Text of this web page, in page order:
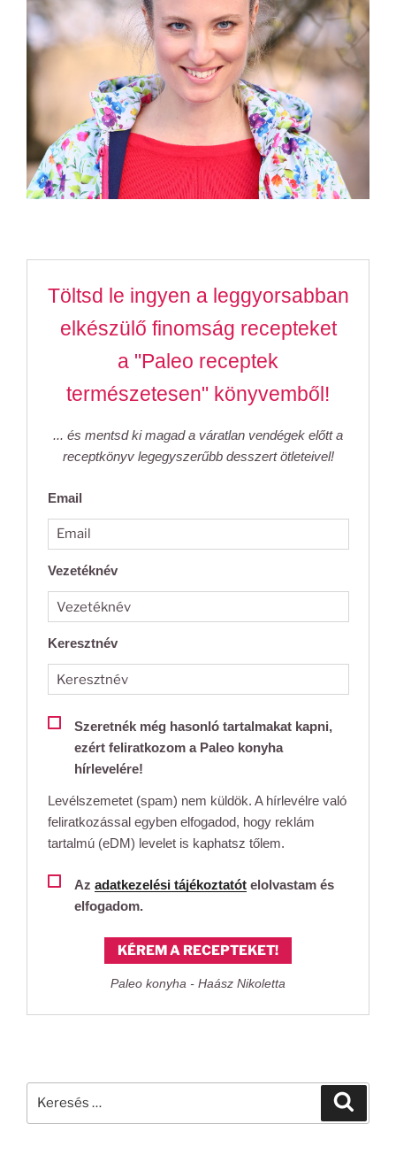
Töltsd le ingyen a leggyorsabban
elkészülő finomság recepteket
a "Paleo receptek
természetesen" könyvemből!
... és mentsd ki magad a váratlan vendégek előtt a
receptkönyv legegyszerűbb desszert ötleteivel!
Email
Vezetéknév
Keresztnév
Szeretnék még hasonló tartalmakat kapni,
ezért feliratkozom a Paleo konyha
hírlevelére!
Levélszemetet (spam) nem küldök. A hírlevélre való
feliratkozással egyben elfogadod, hogy reklám
tartalmú (eDM) levelet is kaphatsz tőlem.
Az adatkezelési tájékoztatótelolvastam és
elfogadom.
KÉREM A RECEPTEKET!
Paleo konyha - Haász Nikoletta